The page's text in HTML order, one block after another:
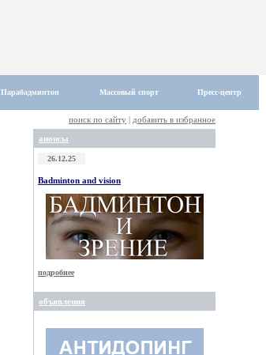
Парабадминтон Массовый спорт Пресс-центр
поиск по сайту | добавить в избранное
анонсы
26.12.25
Badminton and vision
подробнее
объявления